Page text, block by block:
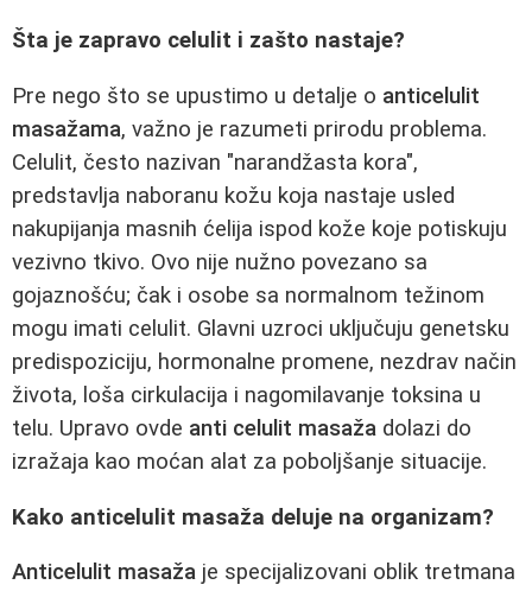
Šta je zapravo celulit i zašto nastaje?
Pre nego što se upustimo u detalje o anticelulit
masažama, važno je razumeti prirodu problema.
Celulit, često nazivan "narandžasta kora",
predstavlja naboranu kožu koja nastaje usled
nakupijanja masnih ćelija ispod kože koje potiskuju
vezivno tkivo. Ovo nije nužno povezano sa
gojaznošću; čak i osobe sa normalnom težinom
mogu imati celulit. Glavni uzroci uključuju genetsku
predispoziciju, hormonalne promene, nezdrav način
života, loša cirkulacija i nagomilavanje toksina u
telu. Upravo ovde anti celulit masaža dolazi do
izražaja kao moćan alat za poboljšanje situacije.
Kako anticelulit masaža deluje na organizam?
Anticelulit masaža je specijalizovani oblik tretmana